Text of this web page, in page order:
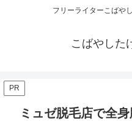
フリーライターこばや
こばやした
PR
ミュゼ脱毛店で全